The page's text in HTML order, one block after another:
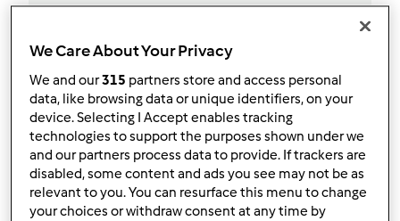
MEZZELUNE AL COCCO
--
We Care About Your Privacy
We and our315 partners store and access personal
data, like browsing data or unique identifiers, on your
device. Selecting I Accept enables tracking
technologies to support the purposes shown under we
and our partners process data to provide. If trackers are
disabled, some content and ads you see may not be as
relevant to you. You can resurface this menu to change
your choices or withdraw consent at any time by